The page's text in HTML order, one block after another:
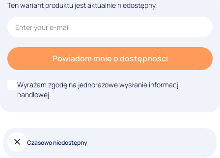
Ten wariant produktu jest aktualnie niedostępny.
Powiadom mnie o dostępności
Wyrażam zgodę na jednorazowe wysłanie informacji
handlowej.
Czasowo niedostępny